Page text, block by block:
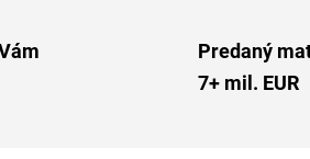
Predaný
7+ mil. EUR